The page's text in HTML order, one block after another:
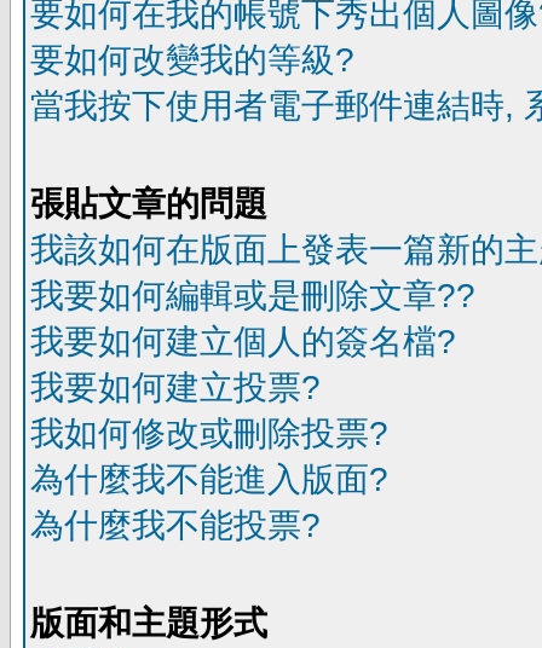
要如何在我的帳號下秀出個人圖
要如何改變我的等級?
當我按下使用者電子郵件連結時,
張貼文章的問題
我該如何在版面上發表一篇新的
我要如何編輯或是刪除文章??
我要如何建立個人的簽名檔?
我要如何建立投票?
我如何修改或刪除投票?
為什麼我不能進入版面?
為什麼我不能投票?
版面和主題形式